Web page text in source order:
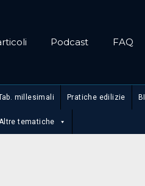
Podcast FAQ
millesimali Pratiche edilizie
tematiche